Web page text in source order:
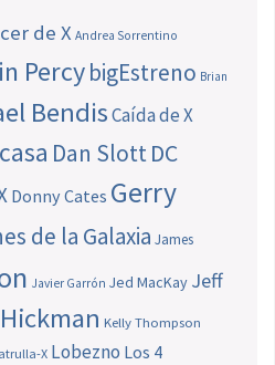
de X Andrea Sorrentino
PercybigEstreno Brian
BendisCaída de X
Dan SlottDC
Donny Cates Gerry
de la Galaxia James
Javier Garrón Jed MacKay Jeff
Kelly Thompson
X Lobezno Los 4